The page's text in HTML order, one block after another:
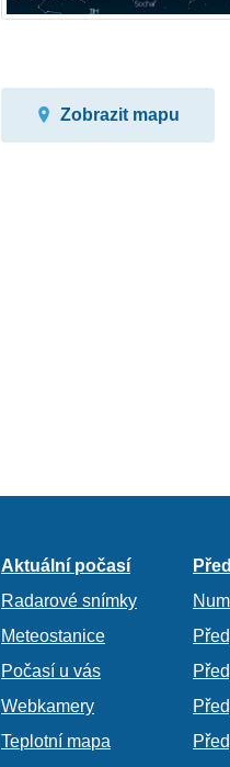
Zobrazit mapu
Aktuální počasí
Radarové snímky
Meteostanice
Počasí u vás
Webkamery
Teplotní mapa